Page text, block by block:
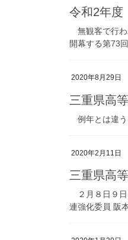
令和2年
無観客で行わ
開幕する第73
2020年8月29日
三重県高
例年とは違う
2020年2月11日
三重県高
２月８日９日
連強化委員